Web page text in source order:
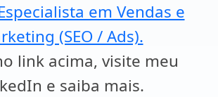
em Vendas e
(SEO / Ads).
link acima, visite meu
e saiba mais.